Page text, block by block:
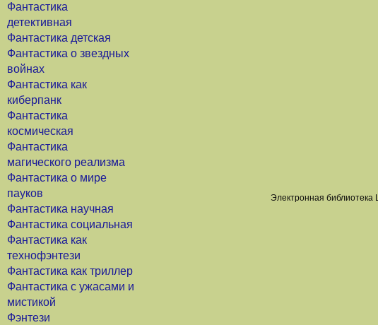
Фантастика
детективная
Фантастика детская
Фантастика о звездных
войнах
Фантастика как
киберпанк
Фантастика
космическая
Фантастика
магического реализма
Фантастика о мире
пауков
Фантастика научная
Фантастика социальная
Фантастика как
технофэнтези
Фантастика как триллер
Фантастика с ужасами и
мистикой
Фэнтези
Электронная библиотека